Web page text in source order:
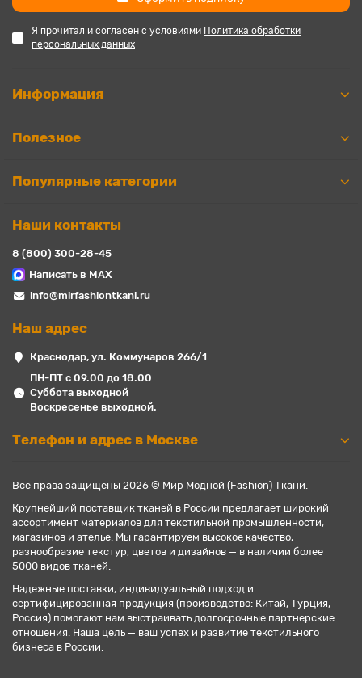
Я прочитал и согласен с условиями Политика обработки
персональных данных
Информация
Полезное
Популярные категории
Наши контакты
8 (800) 300-28-45
Написать в MAX
info@mirfashiontkani.ru
Наш адрес
Краснодар, ул. Коммунаров 266/1
ПН-ПТ с 09.00 до 18.00
Суббота выходной
Воскресенье выходной.
Телефон и адрес в Москве
Все права защищены 2026 © Мир Модной (Fashion) Ткани.
Крупнейший поставщик тканей в России предлагает широкий
ассортимент материалов для текстильной промышленности,
магазинов и ателье. Мы гарантируем высокое качество,
разнообразие текстур, цветов и дизайнов — в наличии более
5000 видов тканей.
Надежные поставки, индивидуальный подход и
сертифицированная продукция (производство: Китай, Турция,
Россия) помогают нам выстраивать долгосрочные партнерские
отношения. Наша цель — ваш успех и развитие текстильного
бизнеса в России.